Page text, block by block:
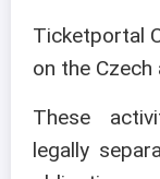
Ticketportal
on the Czech
These
legally